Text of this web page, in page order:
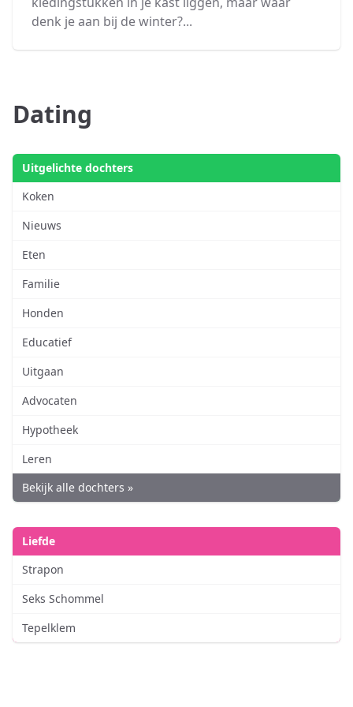
denk je aan bij de winter?...
Dating
Uitgelichte dochters
Koken
Nieuws
Eten
Familie
Honden
Educatief
Uitgaan
Advocaten
Hypotheek
Leren
Bekijk alle dochters »
Liefde
Strapon
Seks Schommel
Tepelklem